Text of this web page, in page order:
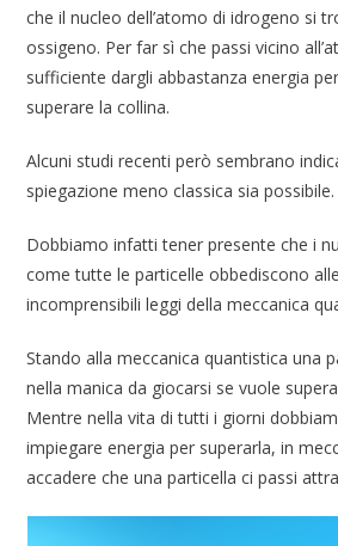
che il nucleo dell’atomo di idrogeno si
ossigeno. Per far sì che passi vicino
sufficiente dargli abbastanza energia
superare la collina.
Alcuni studi recenti però sembrano
spiegazione meno classica sia possibile.
Dobbiamo infatti tener presente che i
come tutte le particelle obbediscono
incomprensibili leggi della meccanica
Stando alla meccanica quantistica una
nella manica da giocarsi se vuole
Mentre nella vita di tutti i giorni
impiegare energia per superarla, in
accadere che una particella ci passi